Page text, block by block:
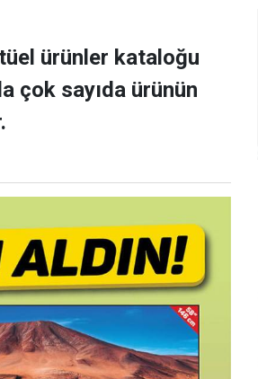
ürünler kataloğu
çok sayıda ürünün